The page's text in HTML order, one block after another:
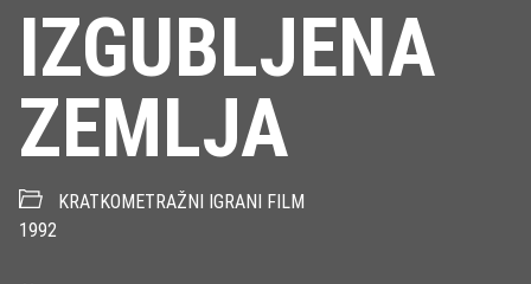
IZGUBLJENA
ZEMLJA
KRATKOMETRAŽNI IGRANI FILM
1992